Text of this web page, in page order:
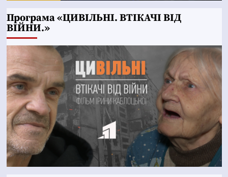
Програма «ЦИВІЛЬНІ. ВТІКАЧІ ВІД
ВІЙНИ.»